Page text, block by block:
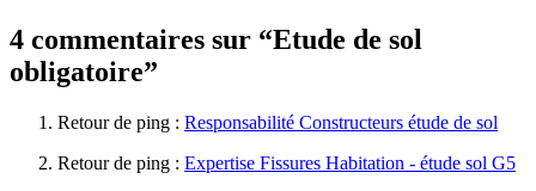
4 commentaires sur “Etude de sol
obligatoire”
Retour de ping : Responsabilité Constructeurs étude de sol
Retour de ping : Expertise Fissures Habitation - étude sol G5